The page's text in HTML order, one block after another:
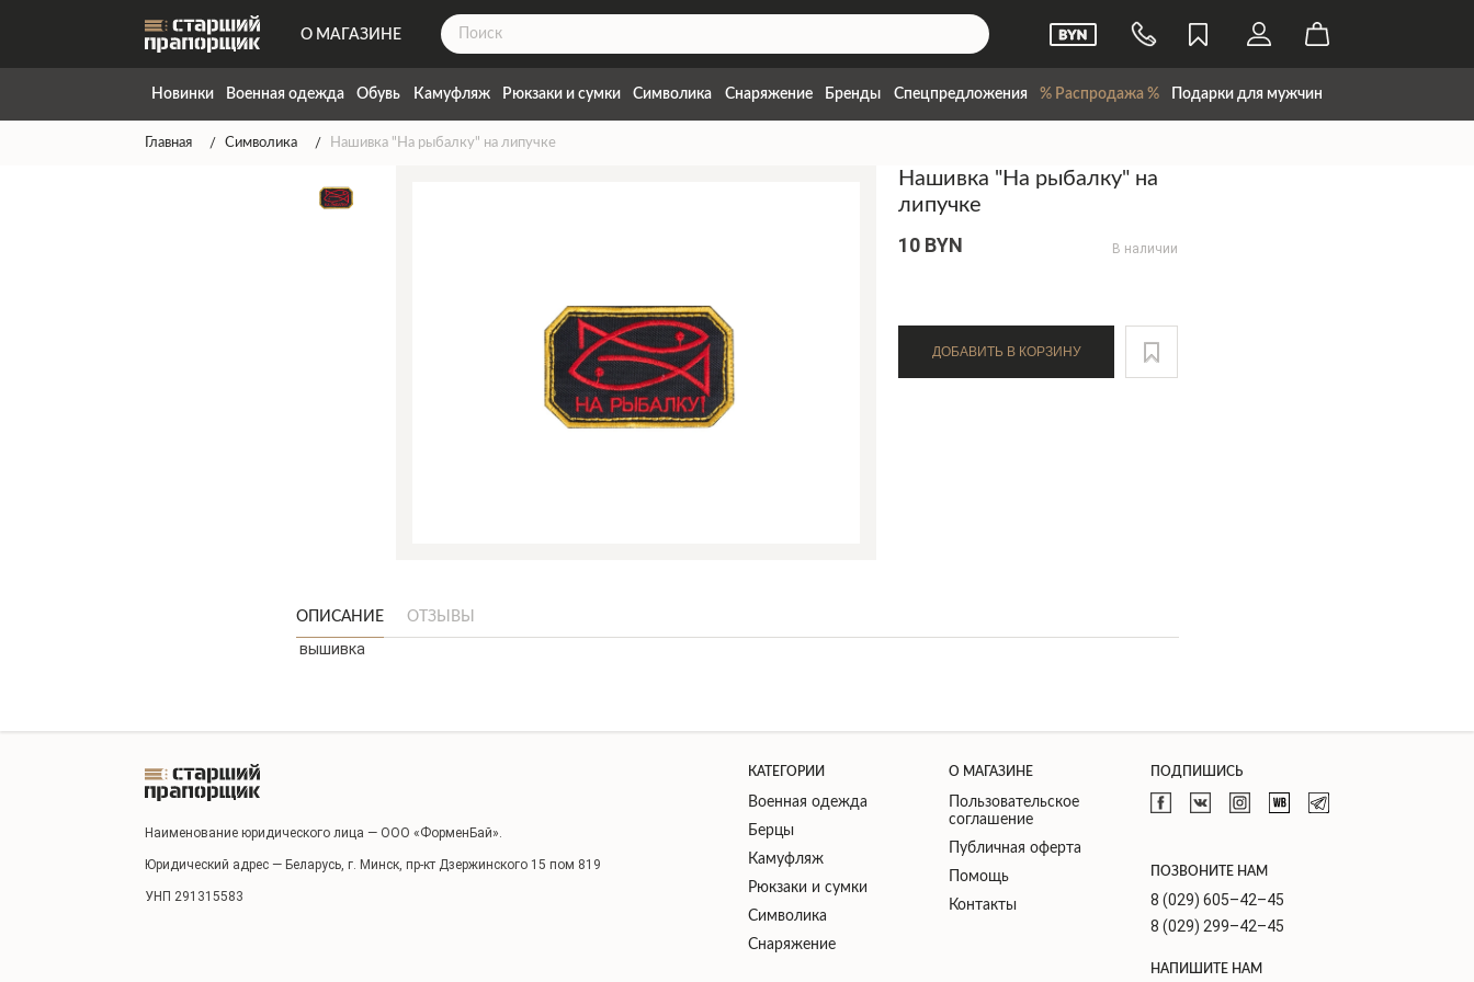
О МАГАЗИНЕ
ДОСТАВКА
КОНТАКТЫ
Новинки Военная одежда Обувь Камуфляж Рюкзаки и сумки Символика Снаряжение Бренды Спецпредложения % Распродажа % Подарки для мужчин
Главная Символика Нашивка "На рыбалку" на липучке
Нашивка "На рыбалку" на
липучке
10 BYN В наличии
ДОБАВИТЬ В КОРЗИНУ
ОПИСАНИЕ ОТЗЫВЫ
вышивка
Наименование юридического лица — ООО «ФорменБай».
Юридический адрес — Беларусь, г. Минск, пр-кт Дзержинского 15 пом 819
УНП 291315583
КАТЕГОРИИ
Военная одежда
Берцы
Камуфляж
Рюкзаки и сумки
Символика
Снаряжение
О МАГАЗИНЕ
Пользовательское
соглашение
Публичная оферта
Помощь
Контакты
ПОДПИШИСЬ
ПОЗВОНИТЕ НАМ
8 (029) 605–42–45
8 (029) 299–42–45
НАПИШИТЕ НАМ